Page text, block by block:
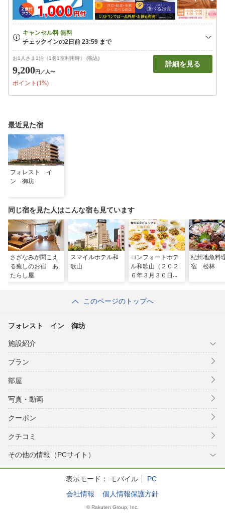
お1人さま1泊（1名1室利用時） (税込)
9,200円 ／人〜
ポイント(1%)
詳細を見る
最近見た宿
フォレスト イ
ン 御坊
同じ宿を見た人はこんな宿も見ています
さざなみが聞こえ
る癒しのお宿 あ
たらし屋
スマイルホテル和
歌山
コンフォートホテ
ル和歌山（２０２
６年３月３０日
紀州地魚
宿 松林
このページのトップへ
フォレスト イン 御坊
施設紹介
プラン
部屋
写真・動画
クーポン
クチコミ
その他の情報（PCサイト）
表示モード： モバイル
PC
会社情報
個人情報保護方針
© Rakuten Group, Inc.